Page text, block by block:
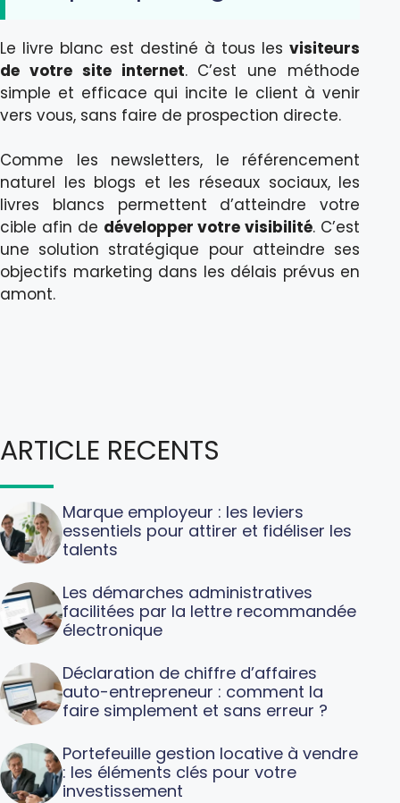
Le livre blanc est destiné à tous lesvisiteurs
de votre site internet. C’est une méthode
simple et efficace qui incite le client à venir
vers vous, sans faire de prospection directe.
Comme les newsletters, le référencement
naturel les blogs et les réseaux sociaux, les
livres blancs permettent d’atteindre votre
cible afin de développer votre visibilité. C’est
une solution stratégique pour atteindre ses
objectifs marketing dans les délais prévus en
amont.
ARTICLE RECENTS
Marque employeur : les leviers
essentiels pour attirer et fidéliser les
talents
Les démarches administratives
facilitées par la lettre recommandée
électronique
Déclaration de chiffre d’affaires
auto-entrepreneur : comment la
faire simplement et sans erreur ?
Portefeuille gestion locative à vendre
: les éléments clés pour votre
investissement